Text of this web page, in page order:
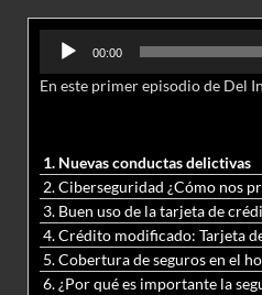
Reproductor
audio
00:00
1. Nuevas conductas delictivas
2. Ciberseguridad ¿Cómo nos
3. Buen uso de la tarjeta de
4. Crédito modificado: Tarjeta
5. Cobertura de seguros en el
6. ¿Por qué es importante la